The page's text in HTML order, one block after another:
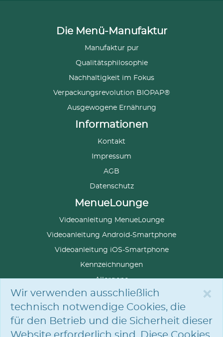
×
Wir verwenden ausschließlich
technisch notwendige Cookies, die
für den Betrieb und die Sicherheit dieser
Website erforderlich sind. Diese Cookies
Die Menü-Manufaktur
Manufaktur pur
Qualitätsphilosophie
Nachhaltigkeit im Fokus
Verpackungsrevolution BIOPAP®
Ausgewogene Ernährung
Informationen
Kontakt
Impressum
AGB
Datenschutz
MenueLounge
Videoanleitung MenueLounge
Videoanleitung Android-Smartphone
Videoanleitung iOS-Smartphone
Kennzeichnungen
Allergene
SPRACHE
AUSWÄHLEN